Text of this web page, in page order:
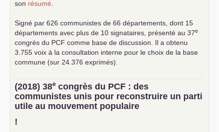
son résumé
Signé par 626 communistes de 66 départements, dont 15
départements avec plus de 10 signataires, présenté au 37e
congrès du PCF comme base de discussion. Il a obtenu
3.755 voix à la consultation interne pour le choix de la base
commune (sur 24.376 exprimés).
(2018) 38e congrès du PCF : des
communistes unis pour reconstruire un parti
utile au mouvement populaire
!